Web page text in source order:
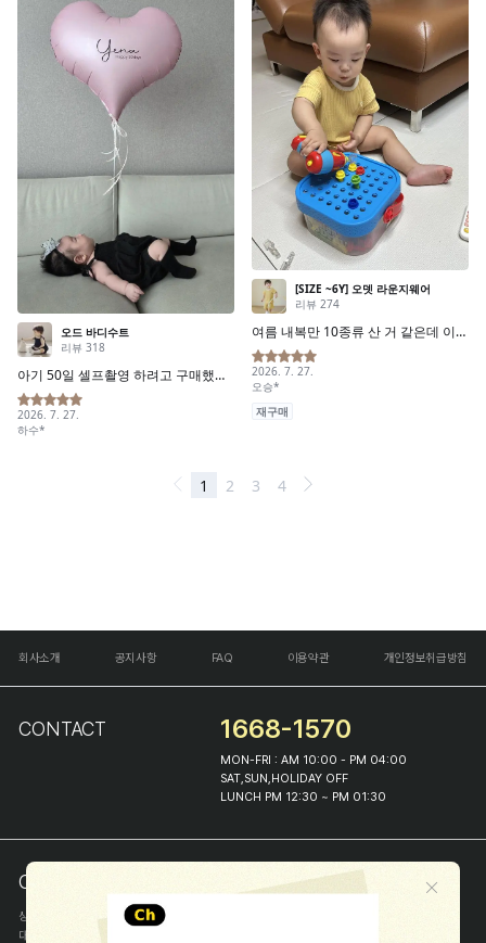
회사소개 공지사항 FAQ 이용약관 개인정보취급방침
CONTACT 1668-1570
MON-FRI : AM 10:00 - PM 04:00
SAT,SUN,HOLIDAY OFF
LUNCH PM 12:30 ~ PM 01:30
COMPANY INFO
상호
(주)해피프린스
대표